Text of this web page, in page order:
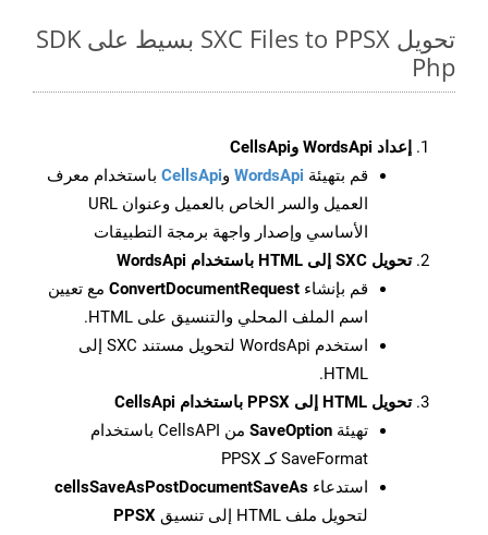
تحويل SXC Files to PPSX بسيط على SDK
Php
إعداد WordsApi وCellsApi
قم بتهيئة WordsApi وCellsApi باستخدام معرف
العميل والسر الخاص بالعميل وعنوان URL
الأساسي وإصدار واجهة برمجة التطبيقات
تحويل SXC إلى HTML باستخدام WordsApi
قم بإنشاء ConvertDocumentRequest مع تعيين
اسم الملف المحلي والتنسيق على HTML.
استخدم WordsApi لتحويل مستند SXC إلى
HTML.
تحويل HTML إلى PPSX باستخدام CellsApi
تهيئة SaveOption
من CellsAPI باستخدام
SaveFormat كـ PPSX
استدعاء cellsSaveAsPostDocumentSaveAs
لتحويل ملف HTML إلى تنسيق
PPSX